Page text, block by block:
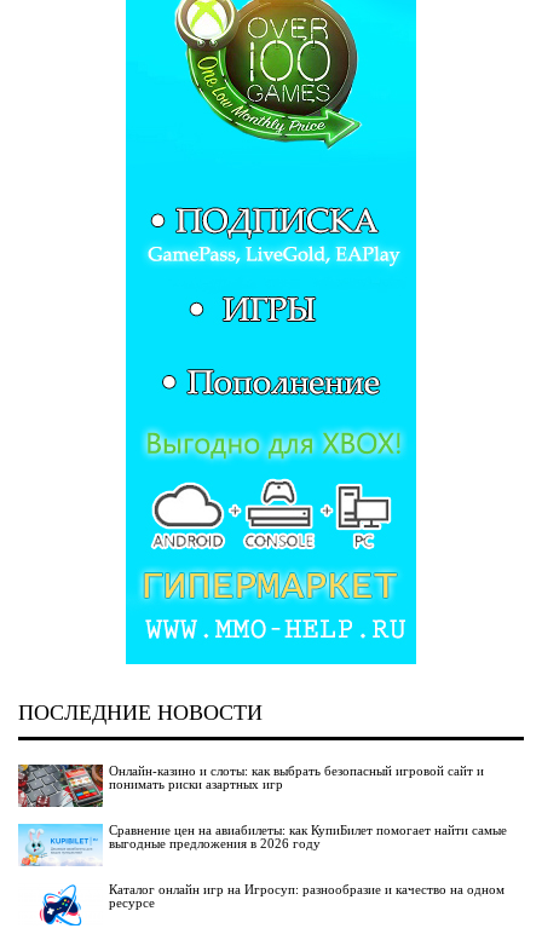
ПОСЛЕДНИЕ НОВОСТИ
Онлайн-казино и слоты: как выбрать безопасный игровой сайт и
понимать риски азартных игр
Сравнение цен на авиабилеты: как КупиБилет помогает найти самые
выгодные предложения в 2026 году
Каталог онлайн игр на Игросуп: разнообразие и качество на одном
ресурсе